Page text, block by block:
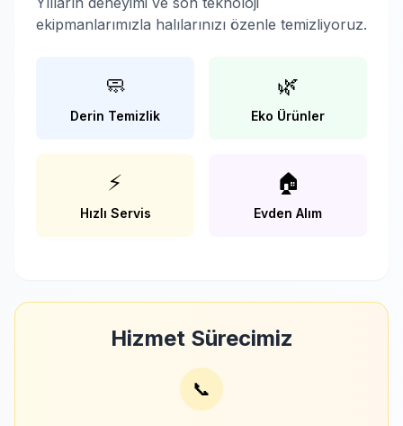
ekipmanlarımızla halılarınızı özenle temizliyoruz.
🧼
Derin Temizlik
🌿
Eko Ürünler
⚡
Hızlı Servis
🏠
Evden Alım
Hizmet Sürecimiz
📞